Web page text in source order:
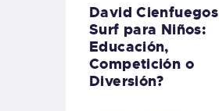
David Cienfuegos
Surf para Niños:
Educación,
Competición o
Diversión?